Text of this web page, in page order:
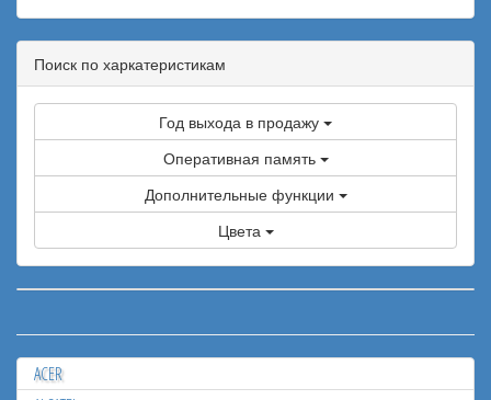
Поиск по харкатеристикам
Год выхода в продажу
Оперативная память
Дополнительные функции
Цвета
ACER